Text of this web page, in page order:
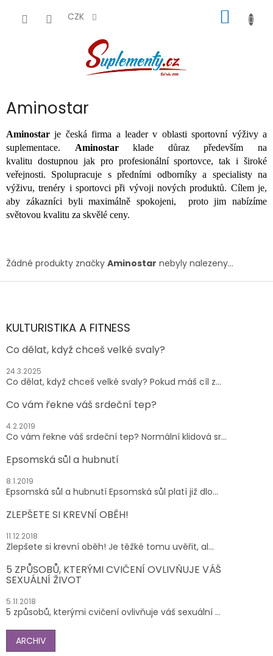
CZK
KOŠÍK
Aminostar
Aminostar je česká firma a leader v oblasti sportovní výživy a
suplementace. Aminostarklade důraz především na
kvalitu dostupnou jak pro profesionální sportovce, tak i široké
veřejnosti. Spolupracuje s předními odborníky a specialisty na
výživu, trenéry i sportovci při vývoji nových produktů. Cílem je,
aby zákazníci byli maximálně spokojeni, proto jim nabízíme
světovou kvalitu za skvělé ceny.
Žádné produkty značky Aminostar nebyly nalezeny...
Z
aKULTURISTIKA A FITNESS
Co dělat, když chceš velké svaly?
24.3.2025
Co dělat, když chceš velké svaly? Pokud máš cíl z...
Co vám řekne váš srdeční tep?
4.2.2019
Co vám řekne váš srdeční tep? Normální klidová sr...
Epsomská sůl a hubnutí
8.1.2019
Epsomská sůl a hubnutí Epsomská sůl platí již dlo...
ZLEPŠETE SI KREVNÍ OBĚH!
11.12.2018
Zlepšete si krevní oběh! Je těžké tomu uvěřit, al...
5 ZPŮSOBŮ, KTERÝMI CVIČENÍ OVLIVŇUJE VÁŠ
SEXUÁLNÍ ŽIVOT
5.11.2018
5 způsobů, kterými cvičení ovlivňuje váš sexuální ...
ARCHIV